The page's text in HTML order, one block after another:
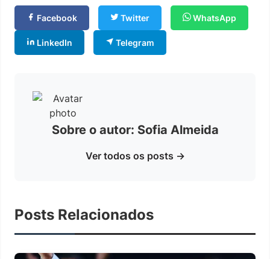
Facebook Twitter WhatsApp
LinkedIn Telegram
Sobre o autor: Sofia Almeida
Ver todos os posts →
Posts Relacionados